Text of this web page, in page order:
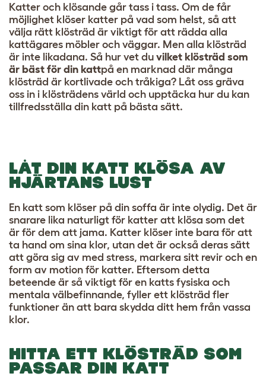
Katter och klösande går tass i tass. Om de får
möjlighet klöser katter på vad som helst, så att
välja rätt klösträd är viktigt för att rädda alla
kattägares möbler och väggar. Men alla klösträd
är inte likadana. Så hur vet du vilket klösträd som
är bäst för din kattpå en marknad där många
klösträd är kortlivade och tråkiga? Låt oss gräva
oss in i klösträdens värld och upptäcka hur du kan
tillfredsställa din katt på bästa sätt.
LÅT DIN KATT KLÖSA AV
HJÄRTANS LUST
En katt som klöser på din soffa är inte olydig. Det är
snarare lika naturligt för katter att klösa som det
är för dem att jama. Katter klöser inte bara för att
ta hand om sina klor, utan det är också deras sätt
att göra sig av med stress, markera sitt revir och en
form av motion för katter. Eftersom detta
beteende är så viktigt för en katts fysiska och
mentala välbefinnande, fyller ett klösträd fler
funktioner än att bara skydda ditt hem från vassa
klor.
HITTA ETT KLÖSTRÄD SOM
PASSAR DIN KATT